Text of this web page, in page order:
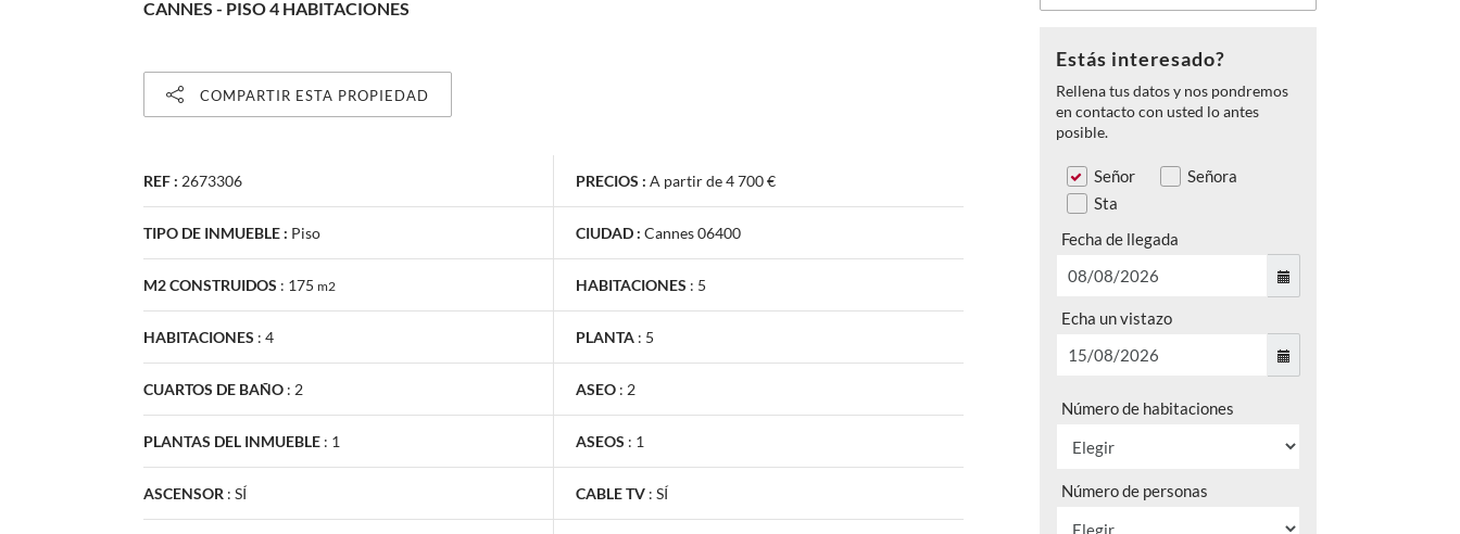
CANNES - PISO 4 HABITACIONES
COMPARTIR ESTA PROPIEDAD
REF : 2673306 PRECIOS : A partir de 4 700 €
TIPO DE INMUEBLE : Piso CIUDAD : Cannes 06400
M2 CONSTRUIDOS : 175 m2 HABITACIONES : 5
HABITACIONES : 4 PLANTA : 5
CUARTOS DE BAÑO : 2 ASEO : 2
PLANTAS DEL INMUEBLE : 1 ASEOS : 1
ASCENSOR : SÍ CABLE TV : SÍ
Estás interesado?
Rellena tus datos y nos pondremos
en contacto con usted lo antes
posible.
Señor
Señora
Sta
Fecha de llegada
Echa un vistazo
Número de habitaciones
Número de personas